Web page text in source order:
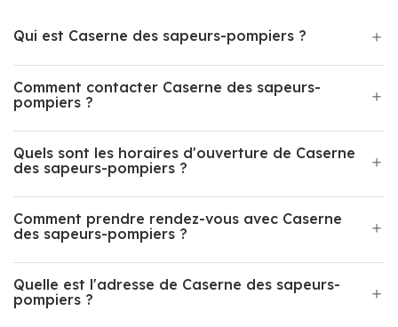
Qui est Caserne des sapeurs-pompiers ?
Comment contacter Caserne des sapeurs-
pompiers ?
Quels sont les horaires d'ouverture de Caserne
des sapeurs-pompiers ?
Comment prendre rendez-vous avec Caserne
des sapeurs-pompiers ?
Quelle est l'adresse de Caserne des sapeurs-
pompiers ?